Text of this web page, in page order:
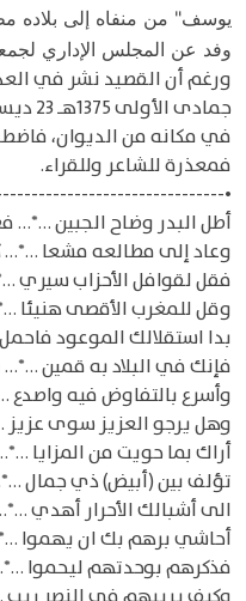
يوسف" من منفاه إلى بلاده
وفد عن المجلس الإداري
في مكانه من الديوان،
فمعذرة للشاعر وللقراء.
•
أطل البدر وضاح الجبين …*…
وعاد إلى مطالعه مشعا …*…
فقل لقوافل الأحزاب سيري
وقل للمغرب الأقصى هنيئا
بدا استقلالك الموعود
فإنك في البلاد به قمين
وأسرع بالتفاوض فيه واصدع
وهل يرجو العزيز سوى عزيز
أراك بما حويت من المزايا
تؤلف بين (أبيض) ذي جمال
الى أشبالك الأحرار أهدي
أحاشي برهم بك ان يهموا
فذكرهم بوحدتهم ليحموا